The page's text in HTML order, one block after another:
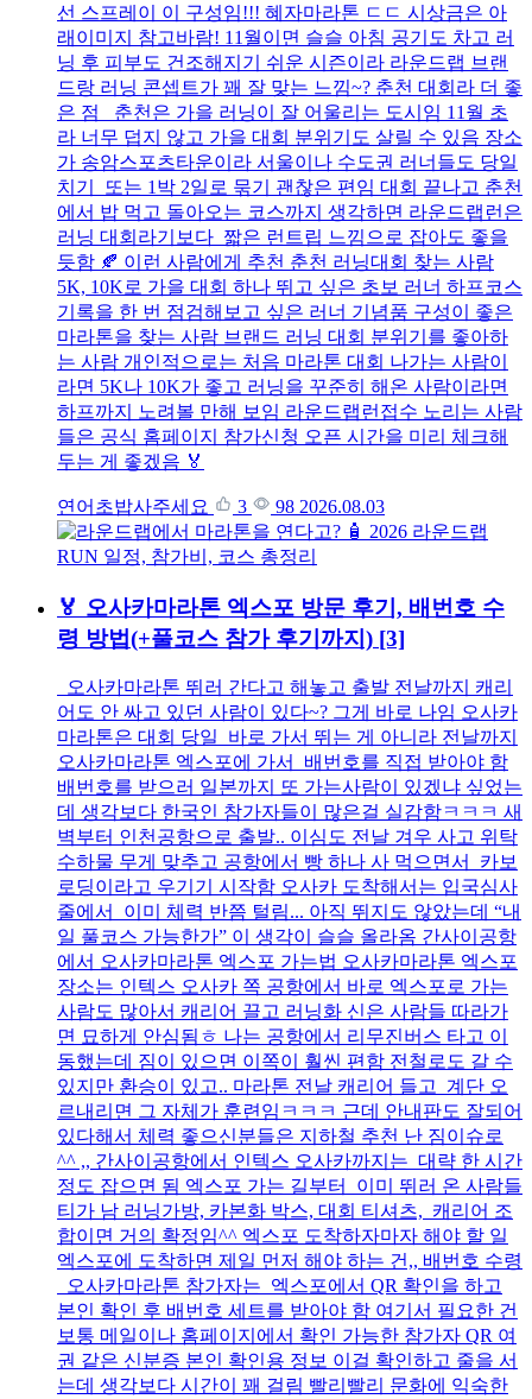
선 스프레이 이 구성임!!! 혜자마라톤 ㄷㄷ 시상금은 아
래이미지 참고바람! 11월이면 슬슬 아침 공기도 차고 러
닝 후 피부도 건조해지기 쉬운 시즌이라 라운드랩 브랜
드랑 러닝 콘셉트가 꽤 잘 맞는 느낌~? 춘천 대회라 더 좋
은 점 춘천은 가을 러닝이 잘 어울리는 도시임 11월 초
라 너무 덥지 않고 가을 대회 분위기도 살릴 수 있음 장소
가 송암스포츠타운이라 서울이나 수도권 러너들도 당일
치기 또는 1박 2일로 묶기 괜찮은 편임 대회 끝나고 춘천
에서 밥 먹고 돌아오는 코스까지 생각하면 라운드랩런은
러닝 대회라기보다 짧은 런트립 느낌으로 잡아도 좋을
듯함 🍂 이런 사람에게 추천 춘천 러닝대회 찾는 사람
5K, 10K로 가을 대회 하나 뛰고 싶은 초보 러너 하프코스
기록을 한 번 점검해보고 싶은 러너 기념품 구성이 좋은
마라톤을 찾는 사람 브랜드 러닝 대회 분위기를 좋아하
는 사람 개인적으로는 처음 마라톤 대회 나가는 사람이
라면 5K나 10K가 좋고 러닝을 꾸준히 해온 사람이라면
하프까지 노려볼 만해 보임 라운드랩런접수 노리는 사람
들은 공식 홈페이지 참가신청 오픈 시간을 미리 체크해
두는 게 좋겠음 🏅
연어초밥사주세요 3 98 2026.08.03
🏅 오사카마라톤 엑스포 방문 후기, 배번호 수
령 방법(+풀코스 참가 후기까지) [3]
오사카마라톤 뛰러 간다고 해놓고 출발 전날까지 캐리
어도 안 싸고 있던 사람이 있다~? 그게 바로 나임 오사카
마라톤은 대회 당일 바로 가서 뛰는 게 아니라 전날까지
오사카마라톤 엑스포에 가서 배번호를 직접 받아야 함
배번호를 받으러 일본까지 또 가는사람이 있겠냐 싶었는
데 생각보다 한국인 참가자들이 많은걸 실감함ㅋㅋㅋ 새
벽부터 인천공항으로 출발.. 이심도 전날 겨우 사고 위탁
수하물 무게 맞추고 공항에서 빵 하나 사 먹으면서 카보
로딩이라고 우기기 시작함 오사카 도착해서는 입국심사
줄에서 이미 체력 반쯤 털림... 아직 뛰지도 않았는데 “내
일 풀코스 가능한가” 이 생각이 슬슬 올라옴 간사이공항
에서 오사카마라톤 엑스포 가는법 오사카마라톤 엑스포
장소는 인텍스 오사카 쪽 공항에서 바로 엑스포로 가는
사람도 많아서 캐리어 끌고 러닝화 신은 사람들 따라가
면 묘하게 안심됨ㅎ 나는 공항에서 리무진버스 타고 이
동했는데 짐이 있으면 이쪽이 훨씬 편함 전철로도 갈 수
있지만 환승이 있고.. 마라톤 전날 캐리어 들고 계단 오
르내리면 그 자체가 훈련임ㅋㅋㅋ 근데 안내판도 잘되어
있다해서 체력 좋으신분들은 지하철 추천 난 짐이슈로
^^ ,, 간사이공항에서 인텍스 오사카까지는 대략 한 시간
정도 잡으면 됨 엑스포 가는 길부터 이미 뛰러 온 사람들
티가 남 러닝가방, 카본화 박스, 대회 티셔츠, 캐리어 조
합이면 거의 확정임^^ 엑스포 도착하자마자 해야 할 일
엑스포에 도착하면 제일 먼저 해야 하는 건,, 배번호 수령
오사카마라톤 참가자는 엑스포에서 QR 확인을 하고
본인 확인 후 배번호 세트를 받아야 함 여기서 필요한 건
보통 메일이나 홈페이지에서 확인 가능한 참가자 QR 여
권 같은 신분증 본인 확인용 정보 이걸 확인하고 줄을 서
는데 생각보다 시간이 꽤 걸림 빨리빨리 문화에 익숙한